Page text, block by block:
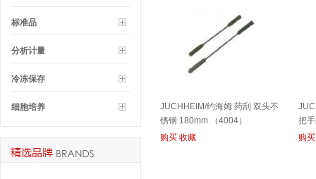
JUCHHEIM/约海姆 药刮 双头不
锈钢 180mm （4004）
购买 收藏
把
购买
标准品
分析计量
冷冻保存
细胞培养